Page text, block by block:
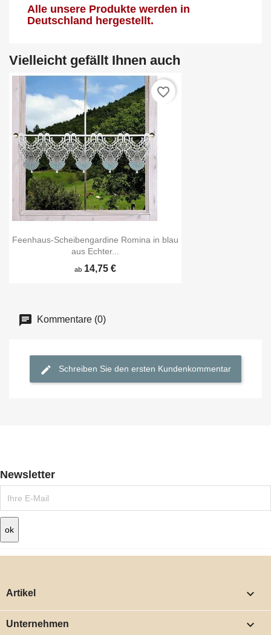
Alle unsere Produkte werden in
Deutschland hergestellt.
Vielleicht gefällt Ihnen auch
Feenhaus-Scheibengardine Romina in blau
aus Echter...
ab 14,75 €
favorite_border
Kommentare (0)
Schreiben Sie den ersten Kundenkommentar
Newsletter
Artikel 
Unternehmen 